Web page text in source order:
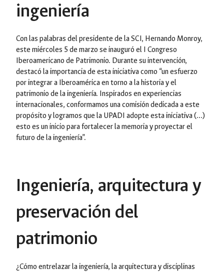
ingeniería
Con las palabras del presidente de la SCI, Hernando Monroy,
este miércoles 5 de marzo se inauguró el I Congreso
Iberoamericano de Patrimonio. Durante su intervención,
destacó la importancia de esta iniciativa como “un esfuerzo
por integrar a Iberoamérica en torno a la historia y el
patrimonio de la ingeniería. Inspirados en experiencias
internacionales, conformamos una comisión dedicada a este
propósito y logramos que la UPADI adopte esta iniciativa (…)
esto es un inicio para fortalecer la memoria y proyectar el
futuro de la ingeniería”.
Ingeniería, arquitectura y
preservación del
patrimonio
¿Cómo entrelazar la ingeniería, la arquitectura y disciplinas